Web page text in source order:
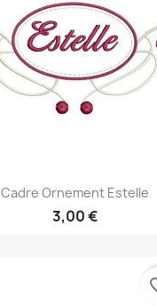
Aperçu rapide
Cadre Ornement Estelle
3,00 €